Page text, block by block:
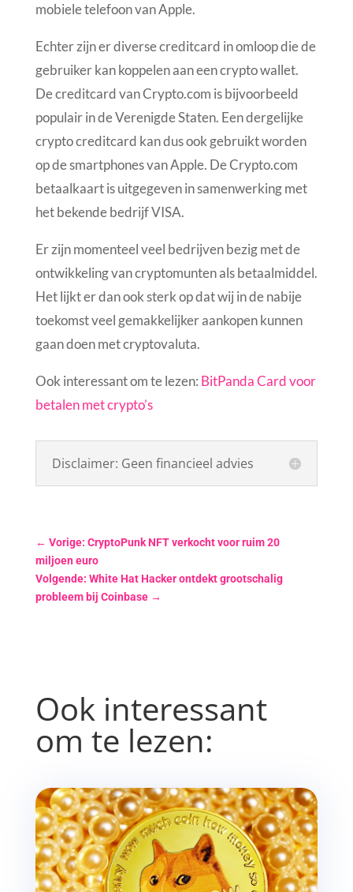
mobiele telefoon van Apple.
Echter zijn er diverse creditcard in omloop die de
gebruiker kan koppelen aan een crypto wallet.
De creditcard van Crypto.com is bijvoorbeeld
populair in de Verenigde Staten. Een dergelijke
crypto creditcard kan dus ook gebruikt worden
op de smartphones van Apple. De Crypto.com
betaalkaart is uitgegeven in samenwerking met
het bekende bedrijf VISA.
Er zijn momenteel veel bedrijven bezig met de
ontwikkeling van cryptomunten als betaalmiddel.
Het lijkt er dan ook sterk op dat wij in de nabije
toekomst veel gemakkelijker aankopen kunnen
gaan doen met cryptovaluta.
Ook interessant om te lezen: BitPanda Card voor
betalen met crypto’s
Disclaimer: Geen financieel advies
← Vorige: CryptoPunk NFT verkocht voor ruim 20
miljoen euro
Volgende: White Hat Hacker ontdekt grootschalig
probleem bij Coinbase→
Ook interessant
om te lezen: